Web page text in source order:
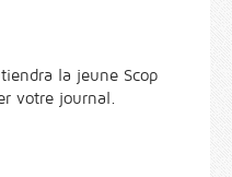
la jeune Scop
votre journal.